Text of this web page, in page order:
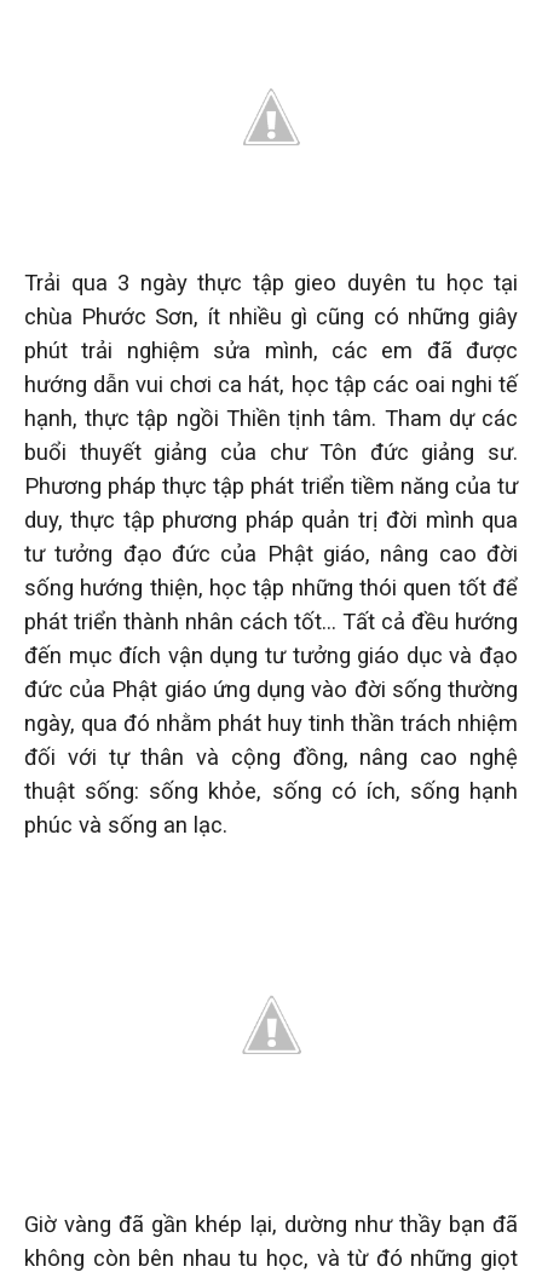
Trải qua 3 ngày thực tập gieo duyên tu học tại
chùa Phước Sơn, ít nhiều gì cũng có những giây
phút trải nghiệm sửa mình, các em đã được
hướng dẫn vui chơi ca hát, học tập các oai nghi tế
hạnh, thực tập ngồi Thiền tịnh tâm. Tham dự các
buổi thuyết giảng của chư Tôn đức giảng sư.
Phương pháp thực tập phát triển tiềm năng của tư
duy, thực tập phương pháp quản trị đời mình qua
tư tưởng đạo đức của Phật giáo, nâng cao đời
sống hướng thiện, học tập những thói quen tốt để
phát triển thành nhân cách tốt… Tất cả đều hướng
đến mục đích vận dụng tư tưởng giáo dục và đạo
đức của Phật giáo ứng dụng vào đời sống thường
ngày, qua đó nhằm phát huy tinh thần trách nhiệm
đối với tự thân và cộng đồng, nâng cao nghệ
thuật sống: sống khỏe, sống có ích, sống hạnh
phúc và sống an lạc.
Giờ vàng đã gần khép lại, dường như thầy bạn đã
không còn bên nhau tu học, và từ đó những giọt